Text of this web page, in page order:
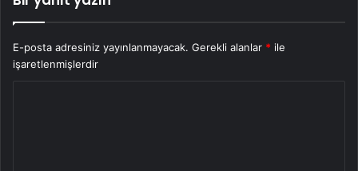
E-posta adresiniz yayınlanmayacak. Gerekli alanlar * ile
işaretlenmişlerdir